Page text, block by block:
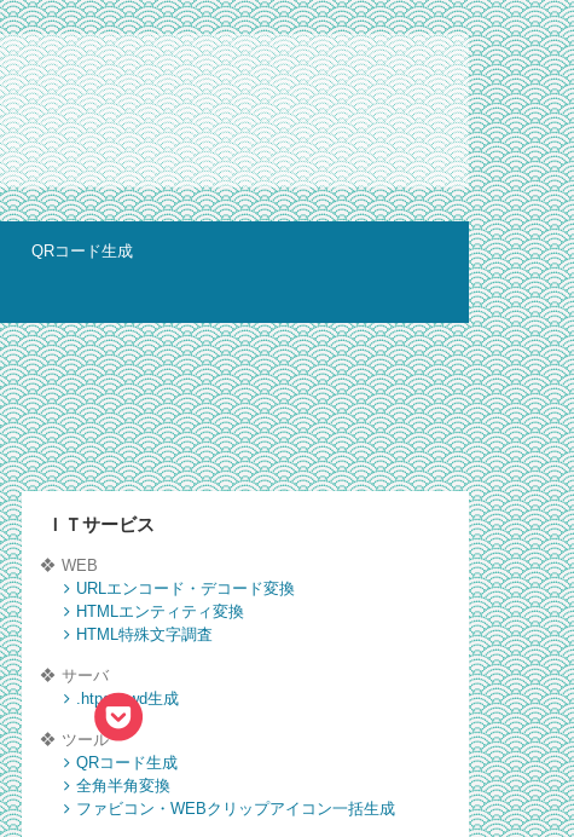
QRコード生成
ＩＴサービス
WEB
URLエンコード・デコード変換
HTMLエンティティ変換
HTML特殊文字調査
サーバ
.htpasswd生成
ツール
QRコード生成
全角半角変換
ファビコン・WEBクリップアイコン一括生成